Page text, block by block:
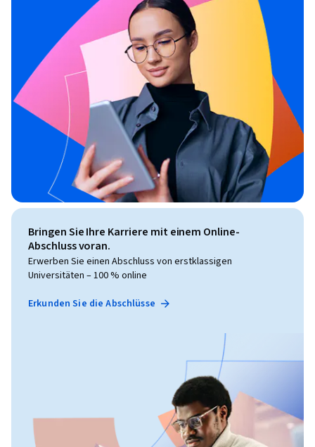
Bringen Sie Ihre Karriere mit einem Online-
Abschluss voran.
Erwerben Sie einen Abschluss von erstklassigen
Universitäten – 100 % online
Erkunden Sie die Abschlüsse